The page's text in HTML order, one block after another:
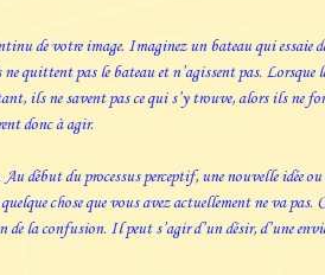
de votre image. Imaginez un bateau qui essaie
quittent pas le bateau et n’agissent pas. Lorsque
ils ne savent pas ce qui s’y trouve, alors ils ne
donc à agir.
début du processus perceptif, une nouvelle idée ou
chose que vous avez actuellement ne va pas.
de la confusion. Il peut s’agir d’un désir, d’une